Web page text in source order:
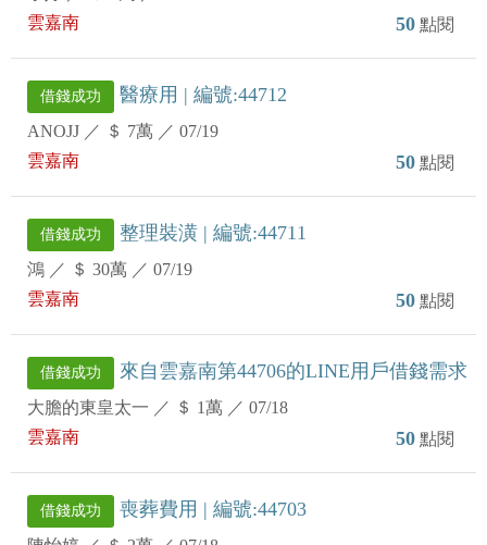
雲嘉南
50 點閱
借錢成功 醫療用 | 編號:44712
ANOJJ ／ ＄ 7萬 ／ 07/19
雲嘉南
50 點閱
借錢成功 整理裝潢 | 編號:44711
鴻 ／ ＄ 30萬 ／ 07/19
雲嘉南
50 點閱
借錢成功 來自雲嘉南第44706的LINE用戶借錢需求
大膽的東皇太一 ／ ＄ 1萬 ／ 07/18
雲嘉南
50 點閱
借錢成功 喪葬費用 | 編號:44703